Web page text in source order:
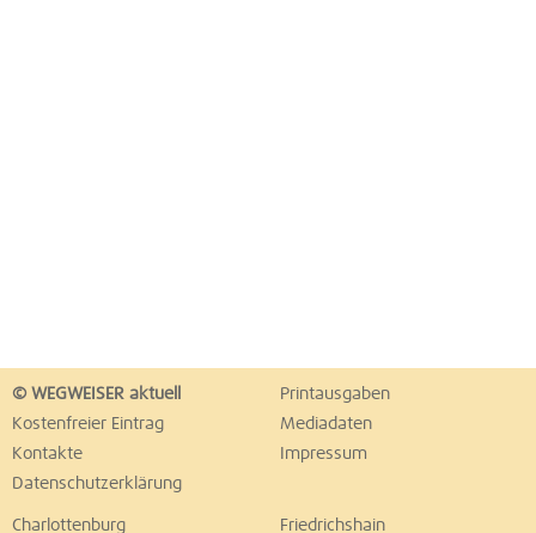
© WEGWEISER aktuell
Printausgaben
Kostenfreier Eintrag
Mediadaten
Kontakte
Impressum
Datenschutzerklärung
Charlottenburg Friedrichshain